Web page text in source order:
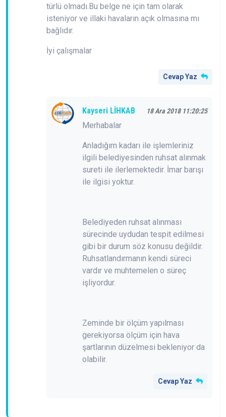
türlü olmadı.Bu belge ne için tam olarak
isteniyor ve illaki havaların açık olmasına mı
bağlıdır.
İyi çalışmalar
Cevap Yaz
Kayseri LİHKAB 18 Ara 2018 11:20:25
Merhabalar
Anladığım kadarı ile işlemleriniz
ilgili belediyesinden ruhsat alınmak
sureti ile ilerlemektedir. İmar barışı
ile ilgisi yoktur.
Belediyeden ruhsat alınması
sürecinde uydudan tespit edilmesi
gibi bir durum söz konusu değildir.
Ruhsatlandırmanın kendi süreci
vardır ve muhtemelen o süreç
işliyordur.
Zeminde bir ölçüm yapılması
gerekiyorsa ölçüm için hava
şartlarının düzelmesi bekleniyor da
olabilir.
Cevap Yaz